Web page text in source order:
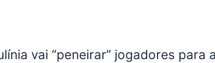
vai “peneirar” jogadores para